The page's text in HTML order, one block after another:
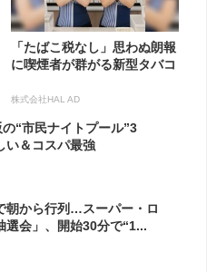
「たばこ税なし」思わぬ朗報
に喫煙者が群がる新型タバコ
株式会社HAL AD
の“市民ナイトプール”3
＆コスパ最強
朝から行列…スーパー・ロ
選会」、開始30分で“1...